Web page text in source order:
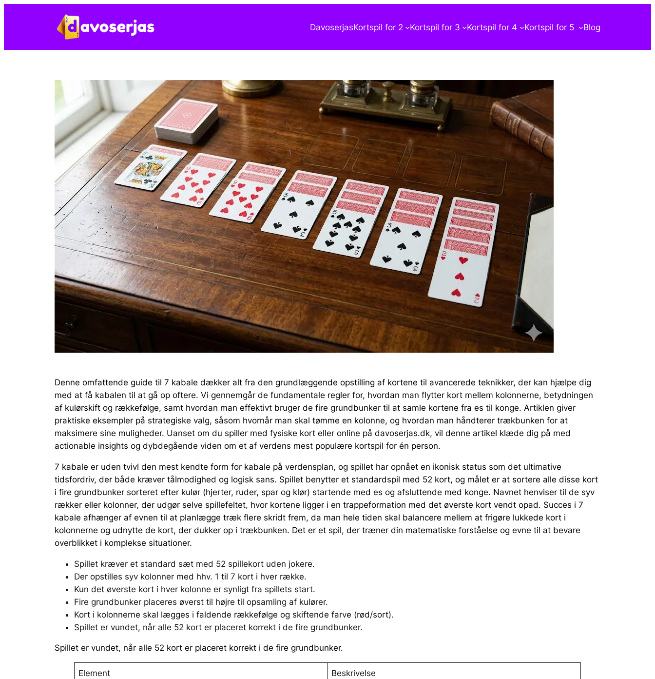
DavoserjasKortspil for 2 Kortspil for 3 Kortspil for 4 Kortspil for 5 Blog
Denne omfattende guide til 7 kabale dækker alt fra den grundlæggende opstilling af kortene til avancerede teknikker, der kan hjælpe dig
med at få kabalen til at gå op oftere. Vi gennemgår de fundamentale regler for, hvordan man flytter kort mellem kolonnerne, betydningen
af kulørskift og rækkefølge, samt hvordan man effektivt bruger de fire grundbunker til at samle kortene fra es til konge. Artiklen giver
praktiske eksempler på strategiske valg, såsom hvornår man skal tømme en kolonne, og hvordan man håndterer trækbunken for at
maksimere sine muligheder. Uanset om du spiller med fysiske kort eller online på davoserjas.dk, vil denne artikel klæde dig på med
actionable insights og dybdegående viden om et af verdens mest populære kortspil for én person.
7 kabale er uden tvivl den mest kendte form for kabale på verdensplan, og spillet har opnået en ikonisk status som det ultimative
tidsfordriv, der både kræver tålmodighed og logisk sans. Spillet benytter et standardspil med 52 kort, og målet er at sortere alle disse kort
i fire grundbunker sorteret efter kulør (hjerter, ruder, spar og klør) startende med es og afsluttende med konge. Navnet henviser til de syv
rækker eller kolonner, der udgør selve spillefeltet, hvor kortene ligger i en trappeformation med det øverste kort vendt opad. Succes i 7
kabale afhænger af evnen til at planlægge træk flere skridt frem, da man hele tiden skal balancere mellem at frigøre lukkede kort i
kolonnerne og udnytte de kort, der dukker op i trækbunken. Det er et spil, der træner din matematiske forståelse og evne til at bevare
overblikket i komplekse situationer.
Spillet kræver et standard sæt med 52 spillekort uden jokere.
Der opstilles syv kolonner med hhv. 1 til 7 kort i hver række.
Kun det øverste kort i hver kolonne er synligt fra spillets start.
Fire grundbunker placeres øverst til højre til opsamling af kulører.
Kort i kolonnerne skal lægges i faldende rækkefølge og skiftende farve (rød/sort).
Spillet er vundet, når alle 52 kort er placeret korrekt i de fire grundbunker.
Spillet er vundet, når alle 52 kort er placeret korrekt i de fire grundbunker.
Element Beskrivelse